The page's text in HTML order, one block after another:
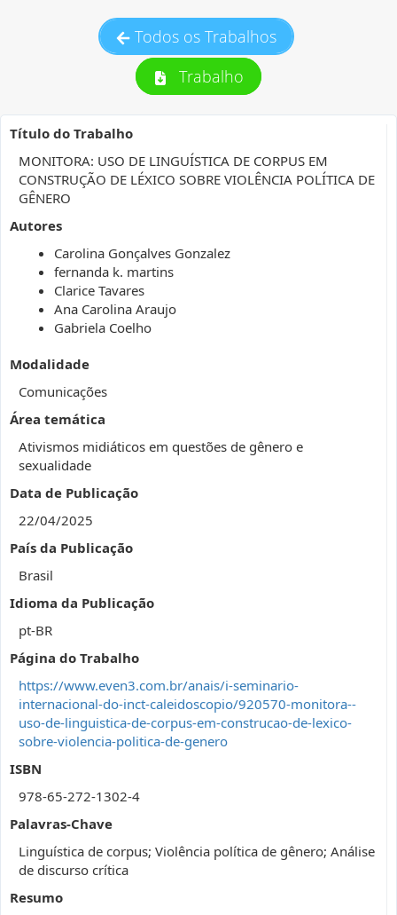
Todos os Trabalhos
Trabalho
Título do Trabalho
MONITORA: USO DE LINGUÍSTICA DE CORPUS EM
CONSTRUÇÃO DE LÉXICO SOBRE VIOLÊNCIA POLÍTICA DE
GÊNERO
Autores
Carolina Gonçalves Gonzalez
fernanda k. martins
Clarice Tavares
Ana Carolina Araujo
Gabriela Coelho
Modalidade
Comunicações
Área temática
Ativismos midiáticos em questões de gênero e
sexualidade
Data de Publicação
22/04/2025
País da Publicação
Brasil
Idioma da Publicação
pt-BR
Página do Trabalho
https://www.even3.com.br/anais/i-seminario-
internacional-do-inct-caleidoscopio/920570-monitora--
uso-de-linguistica-de-corpus-em-construcao-de-lexico-
sobre-violencia-politica-de-genero
ISBN
978-65-272-1302-4
Palavras-Chave
Linguística de corpus; Violência política de gênero; Análise
de discurso crítica
Resumo